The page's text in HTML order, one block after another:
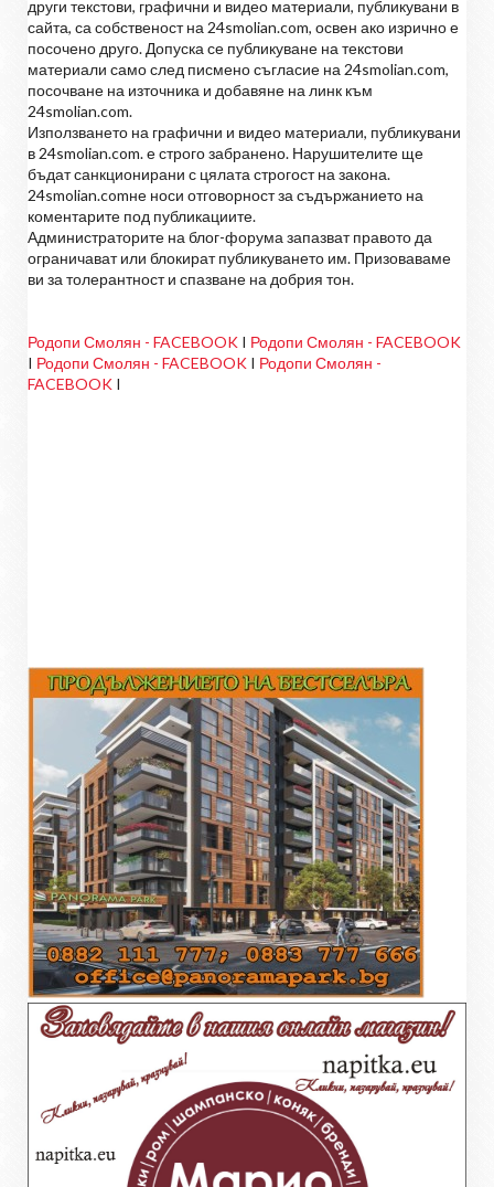
други текстови, графични и видео материали, публикувани в
сайта, са собственост на 24smolian.com, освен ако изрично е
посочено друго. Допуска се публикуване на текстови
материали само след писмено съгласие на 24smolian.com,
посочване на източника и добавяне на линк към
24smolian.com.
Използването на графични и видео материали, публикувани
в 24smolian.com. е строго забранено. Нарушителите ще
бъдат санкционирани с цялата строгост на закона.
24smolian.comне носи отговорност за съдържанието на
коментарите под публикациите.
Администраторите на блог-форума запазват правото да
ограничават или блокират публикуването им. Призоваваме
ви за толерантност и спазване на добрия тон.
Родопи Смолян - FACEBOOK I Родопи Смолян - FACEBOOK
I Родопи Смолян - FACEBOOK I Родопи Смолян -
FACEBOOK I